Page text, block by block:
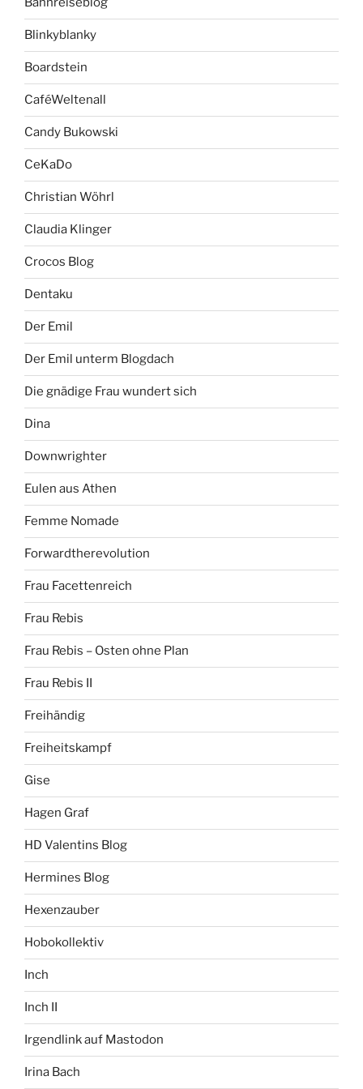
Blinkyblanky
Boardstein
CaféWeltenall
Candy Bukowski
CeKaDo
Christian Wöhrl
Claudia Klinger
Crocos Blog
Dentaku
Der Emil
Der Emil unterm Blogdach
Die gnädige Frau wundert sich
Dina
Downwrighter
Eulen aus Athen
Femme Nomade
Forwardtherevolution
Frau Facettenreich
Frau Rebis
Frau Rebis – Osten ohne Plan
Frau Rebis II
Freihändig
Freiheitskampf
Gise
Hagen Graf
HD Valentins Blog
Hermines Blog
Hexenzauber
Hobokollektiv
Inch
Inch II
Irgendlink auf Mastodon
Irina Bach